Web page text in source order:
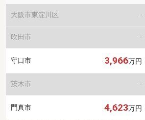
大阪市東淀川区 -
吹田市 -
守口市 3,966万円
茨木市 -
門真市 4,623万円